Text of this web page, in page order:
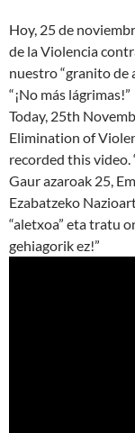
Hoy, 25 de
de la Violencia
nuestro “granito de
“¡No más lágrimas!”
Today, 25th
Elimination of
recorded this video.
Gaur azaroak 25,
Ezabatzeko
“aletxoa” eta tratu
gehiagorik ez!”